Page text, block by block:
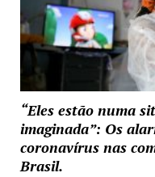
“Eles estão numa
imaginada”: Os
coronavírus nas
Brasil.